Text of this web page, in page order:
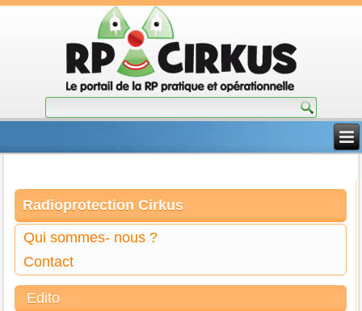
Radioprotection Cirkus
Qui sommes- nous ?
Contact
Edito